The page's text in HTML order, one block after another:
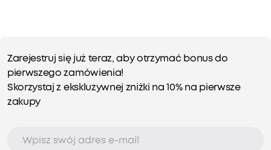
Zarejestruj się już teraz, aby otrzymać bonus do
pierwszego zamówienia!
Skorzystaj z ekskluzywnej zniżki na 10% na pierwsze
zakupy